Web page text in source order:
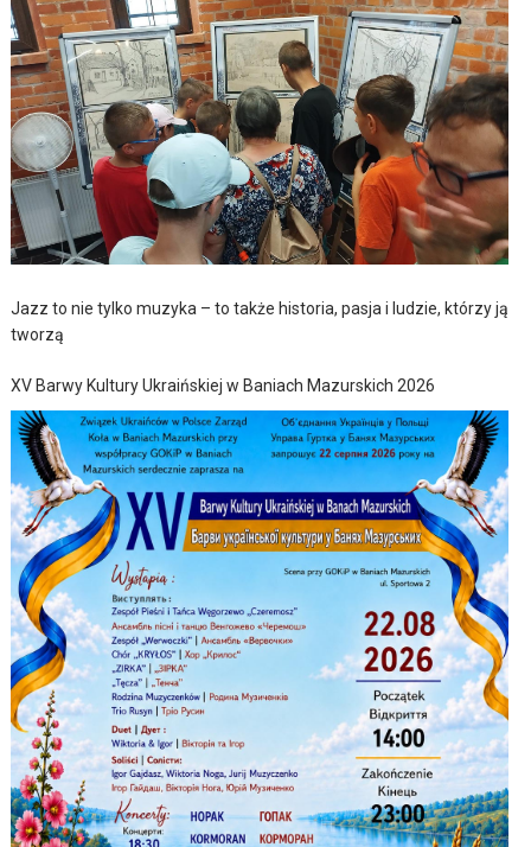
Jazz to nie tylko muzyka – to także historia, pasja i ludzie, którzy ją
tworzą
XV Barwy Kultury Ukraińskiej w Baniach Mazurskich 2026